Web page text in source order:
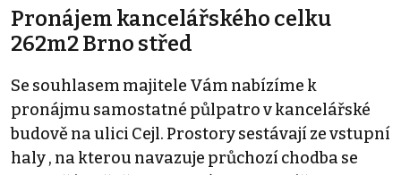
Pronájem kancelářského celku
262m2 Brno střed
Se souhlasem majitele Vám nabízíme k
pronájmu samostatné půlpatro v kancelářské
budově na ulici Cejl. Prostory sestávají ze vstupní
haly , na kterou navazuje průchozí chodba se